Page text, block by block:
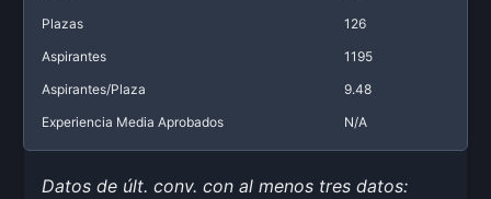
Plazas
126
Aspirantes
1195
Aspirantes/Plaza
9.48
Experiencia Media Aprobados
N/A
Datos de últ. conv. con al menos tres datos: